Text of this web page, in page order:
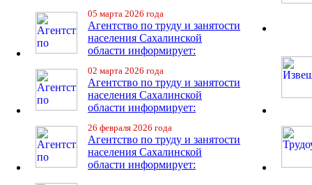
05 марта 2026 года
Агентство по труду и занятости
населения Сахалинской
области информирует:
02 марта 2026 года
Агентство по труду и занятости
населения Сахалинской
области информирует:
26 февраля 2026 года
Агентство по труду и занятости
населения Сахалинской
области информирует: